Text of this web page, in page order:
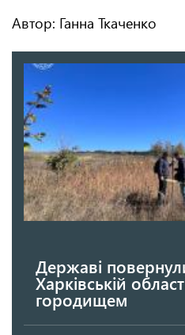
Автор: Ганна Ткаченко
Державі
Харківській
городищем